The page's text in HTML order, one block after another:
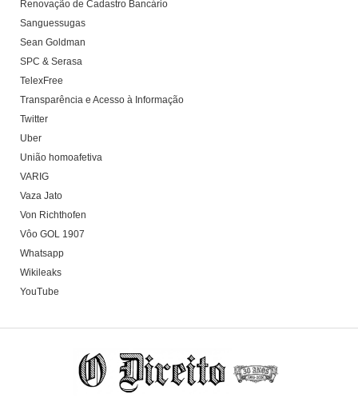
Renovação de Cadastro Bancário
Sanguessugas
Sean Goldman
SPC & Serasa
TelexFree
Transparência e Acesso à Informação
Twitter
Uber
União homoafetiva
VARIG
Vaza Jato
Von Richthofen
Vôo GOL 1907
Whatsapp
Wikileaks
YouTube